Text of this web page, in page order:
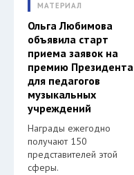
МАТЕРИАЛ
Ольга Любимова
объявила старт
приема заявок на
премию Президента
для педагогов
музыкальных
учреждений
Награды ежегодно
получают 150
представителей этой
сферы.